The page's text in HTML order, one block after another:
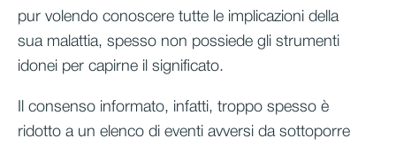
pur volendo conoscere tutte le implicazioni della
sua malattia, spesso non possiede gli strumenti
idonei per capirne il significato.
Il consenso informato, infatti, troppo spesso è
ridotto a un elenco di eventi avversi da sottoporre